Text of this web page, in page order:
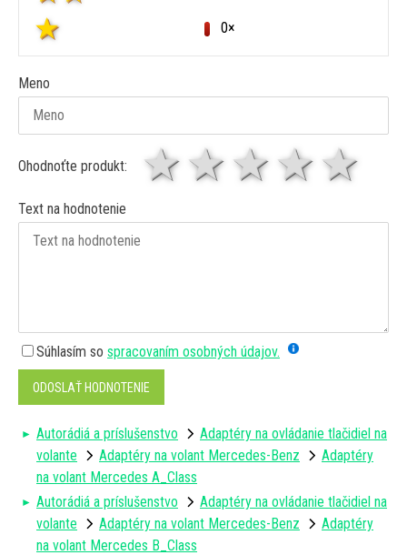
0×
Meno
Ohodnoťte produkt: 4
3
2 hviezdy
1 hviezda
Text na hodnotenie
Súhlasím so spracovaním osobných údajov.
ODOSLAŤ HODNOTENIE
Autorádiá a príslušenstvo
Adaptéry na ovládanie tlačidiel na
volante
Adaptéry na volant Mercedes-Benz
Adaptéry
na volant Mercedes A_Class
Autorádiá a príslušenstvo
Adaptéry na ovládanie tlačidiel na
volante
Adaptéry na volant Mercedes-Benz
Adaptéry
na volant Mercedes B_Class